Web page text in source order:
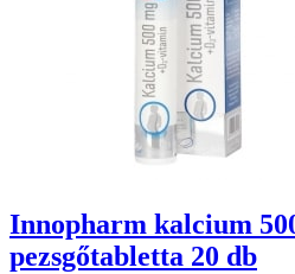
Innopharm kalcium
pezsgőtabletta 20 db